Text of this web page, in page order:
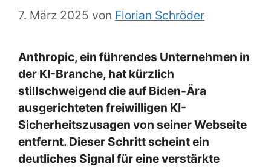
7. März 2025 von Florian Schröder
Anthropic, ein führendes Unternehmen in
der KI-Branche, hat kürzlich
stillschweigend die auf Biden-Ära
ausgerichteten freiwilligen KI-
Sicherheitszusagen von seiner Webseite
entfernt. Dieser Schritt scheint ein
deutliches Signal für eine verstärkte